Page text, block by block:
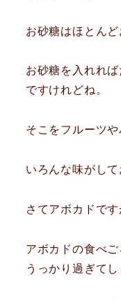
お砂糖はほとんど
お砂糖を入れれ
ですけれどね。
そこをフルーツ
いろんな味がし
さてアボカドです
アボカドの食べご
うっかり過ぎてし